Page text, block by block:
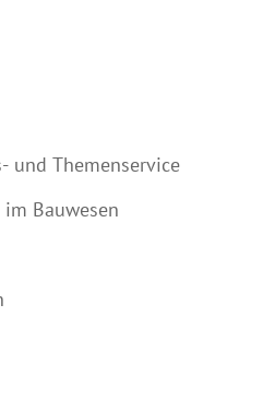
und Themenservice
Bauwesen